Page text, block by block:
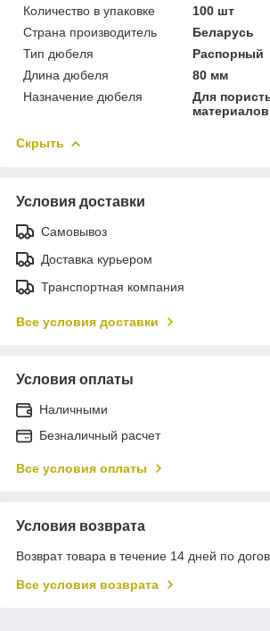
Количество в упаковке
100 шт
Страна производитель
Беларусь
Тип дюбеля
Распорный
Длина дюбеля
80 мм
Назначение дюбеля
Для
материалов
Скрыть
Условия доставки
Самовывоз
Доставка курьером
Транспортная компания
Все условия доставки
Условия оплаты
Наличными
Безналичный расчет
Все условия оплаты
Условия возврата
Возврат товара в течение 14 дней по
Все условия возврата